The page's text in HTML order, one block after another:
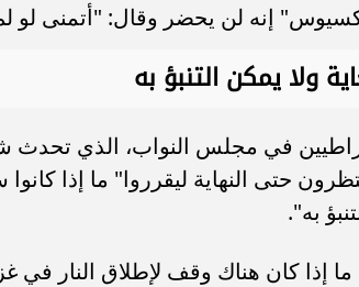
إنه لن يحضر وقال: "أتمنى لو
ولا يمكن التنبؤ به
في مجلس النواب، الذي تحدث
حتى النهاية ليقرروا" ما إذا
به".
إذا كان هناك وقف لإطلاق النار في